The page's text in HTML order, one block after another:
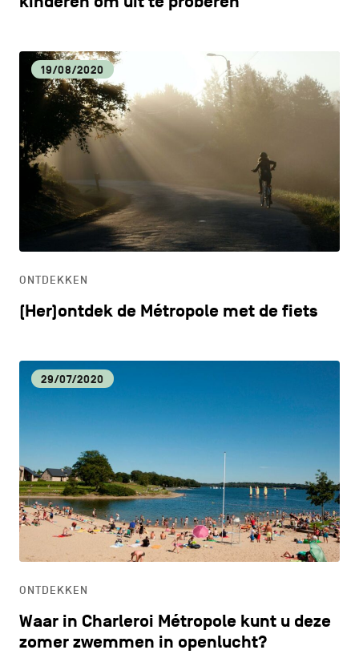
19/08/2020
ONTDEKKEN
(Her)ontdek de Métropole met de fiets
29/07/2020
ONTDEKKEN
Waar in Charleroi Métropole kunt u deze
zomer zwemmen in openlucht?